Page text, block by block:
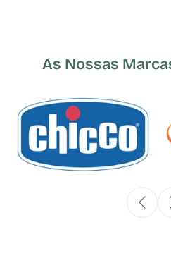
As Nossas